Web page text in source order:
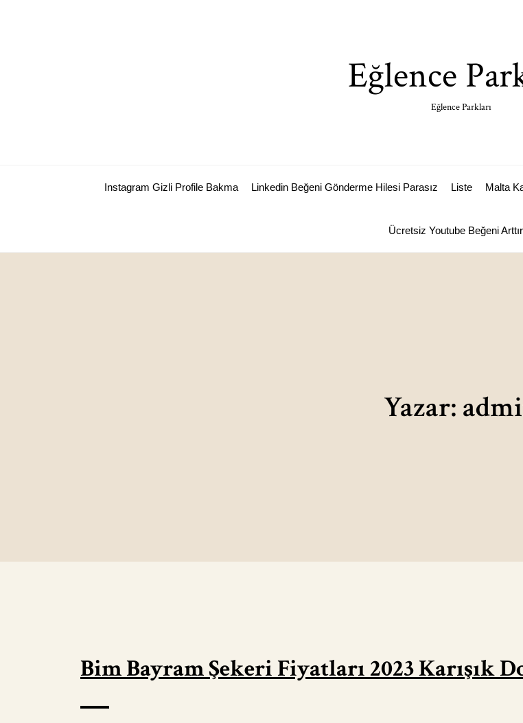
Eğlence
Eğlence Parkları
Instagram Gizli Profile Bakma Linkedin Beğeni Gönderme Hilesi Parasız Liste Malta
Ücretsiz Youtube Beğeni
Yazar:
Bim Bayram Şekeri Fiyatları 2023 Karışık